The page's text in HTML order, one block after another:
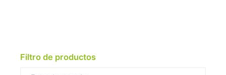
Filtro de productos